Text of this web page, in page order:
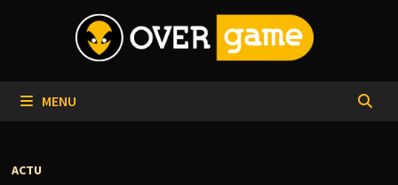
MENU
ACTU